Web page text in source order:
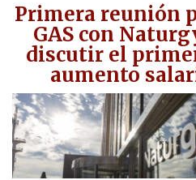
Primera reunión
GAS con
discutir el
aumento